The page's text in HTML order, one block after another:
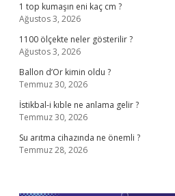
1 top kumaşın eni kaç cm ?
Ağustos 3, 2026
1100 ölçekte neler gösterilir ?
Ağustos 3, 2026
Ballon d’Or kimin oldu ?
Temmuz 30, 2026
İstikbal-i kıble ne anlama gelir ?
Temmuz 30, 2026
Su arıtma cihazında ne önemli ?
Temmuz 28, 2026